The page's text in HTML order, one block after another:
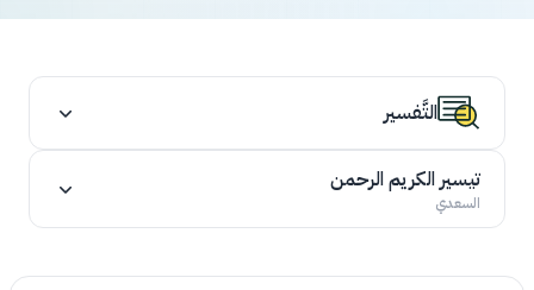
التَّفسير
تيسير الكريم الرحمن
السعدي